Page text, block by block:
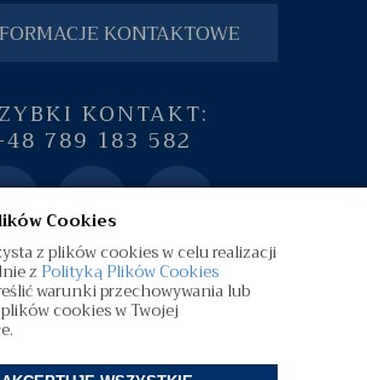
Cookies
z plików cookies w celu realizacji
z Polityką Plików Cookies
warunki przechowywania lub
cookies w Twojej
KONTAKTOWE
KONTAKT:
789 183 582